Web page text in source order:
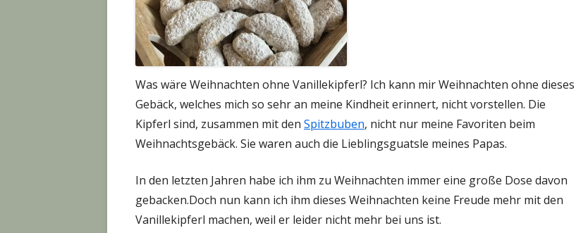
Was wäre Weihnachten ohne Vanillekipferl? Ich kann mir Weihnachten ohne dieses
Gebäck, welches mich so sehr an meine Kindheit erinnert, nicht vorstellen. Die
Kipferl sind, zusammen mit den Spitzbuben, nicht nur meine Favoriten beim
Weihnachtsgebäck. Sie waren auch die Lieblingsguatsle meines Papas.
In den letzten Jahren habe ich ihm zu Weihnachten immer eine große Dose davon
gebacken.Doch nun kann ich ihm dieses Weihnachten keine Freude mehr mit den
Vanillekipferl machen, weil er leider nicht mehr bei uns ist.